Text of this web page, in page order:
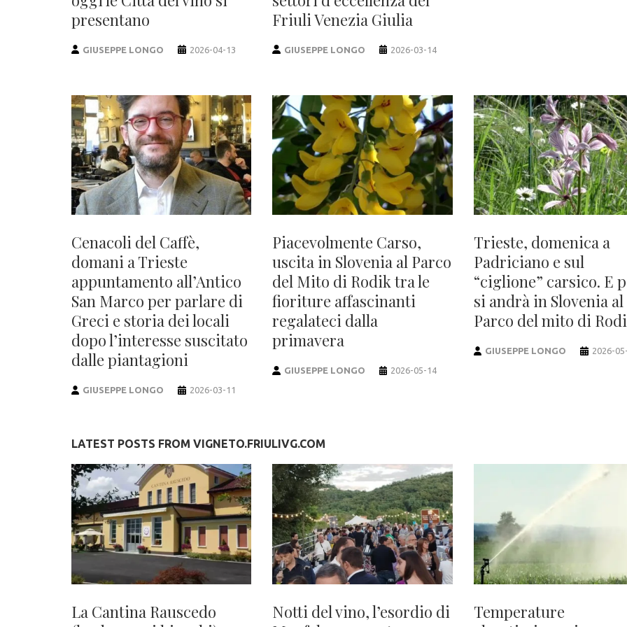
presentano
GIUSEPPE LONGO 2026-04-13
Friuli Venezia Giulia
GIUSEPPE LONGO 2026-03-14
Cenacoli del Caffè,
domani a Trieste
appuntamento all’Antico
San Marco per parlare di
Greci e storia dei locali
dopo l’interesse suscitato
dalle piantagioni
GIUSEPPE LONGO 2026-03-11
Piacevolmente Carso,
uscita in Slovenia al Parco
del Mito di Rodik tra le
fioriture affascinanti
regalateci dalla
primavera
GIUSEPPE LONGO 2026-05-14
Trieste, domenica a
Padriciano e sul
“ciglione” carsico. E
si andrà in Slovenia al
Parco del mito di
GIUSEPPE LONGO 2026-
LATEST POSTS FROM VIGNETO.FRIULIVG.COM
La Cantina Rauscedo
Notti del vino, l’esordio di
Temperature